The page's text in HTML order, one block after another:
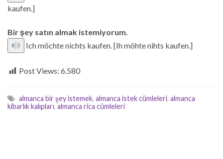
kaufen.]
Bir şey satın almak istemiyorum.
Ich möchte nichts kaufen. [Ih möhte nihts kaufen.]
Post Views: 6.580
almanca bir şey istemek, almanca istek cümleleri, almanca
kibarlık kalıpları, almanca rica cümleleri